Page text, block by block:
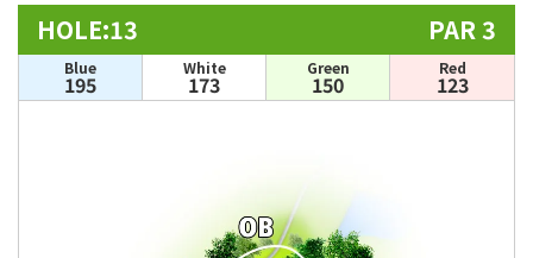
HOLE:13 PAR 3
Blue
195
White
173
Green
150
Red
123